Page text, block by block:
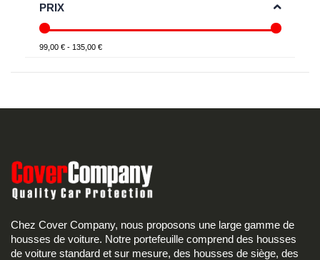
PRIX
99,00 € - 135,00 €
Chez Cover Company, nous proposons une large gamme de
housses de voiture. Notre portefeuille comprend des housses
de voiture standard et sur mesure, des housses de siège, des